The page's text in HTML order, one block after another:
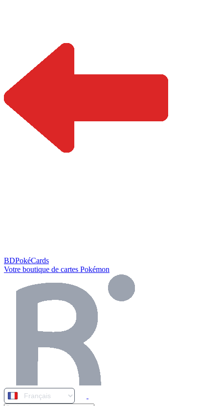
BDPokéCards
Votre boutique de cartes Pokémon